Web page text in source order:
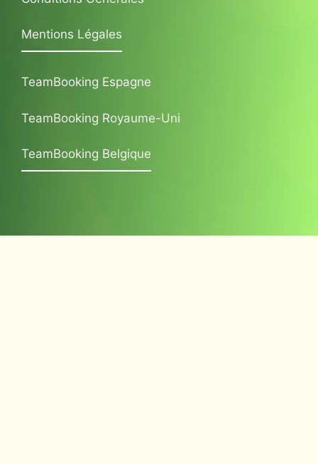
Mentions Légales
TeamBooking Espagne
TeamBooking Royaume-Uni
TeamBooking Belgique